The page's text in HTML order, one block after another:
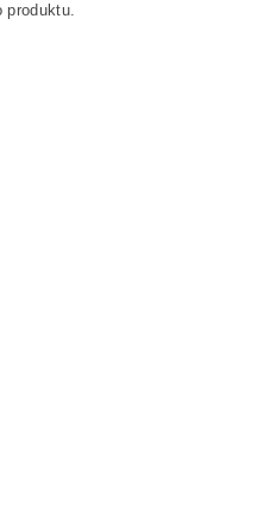
produktu.